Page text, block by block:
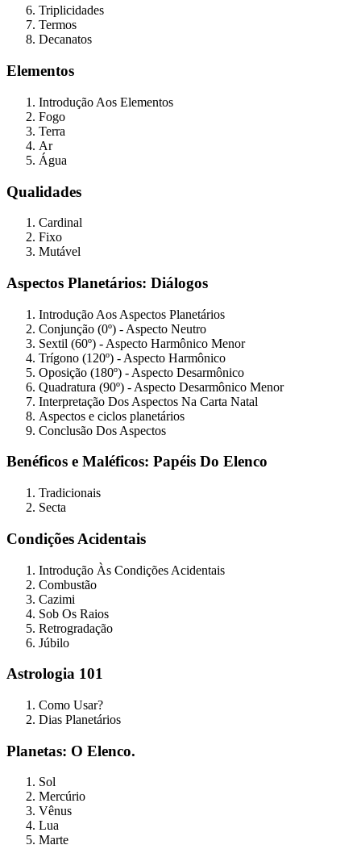
Triplicidades
Termos
Decanatos
Elementos
Introdução Aos Elementos
Fogo
Terra
Ar
Água
Qualidades
Cardinal
Fixo
Mutável
Aspectos Planetários: Diálogos
Introdução Aos Aspectos Planetários
Conjunção (0º) - Aspecto Neutro
Sextil (60º) - Aspecto Harmônico Menor
Trígono (120º) - Aspecto Harmônico
Oposição (180º) - Aspecto Desarmônico
Quadratura (90º) - Aspecto Desarmônico Menor
Interpretação Dos Aspectos Na Carta Natal
Aspectos e ciclos planetários
Conclusão Dos Aspectos
Benéficos e Maléficos: Papéis Do Elenco
Tradicionais
Secta
Condições Acidentais
Introdução Às Condições Acidentais
Combustão
Cazimi
Sob Os Raios
Retrogradação
Júbilo
Astrologia 101
Como Usar?
Dias Planetários
Planetas: O Elenco.
Sol
Mercúrio
Vênus
Lua
Marte